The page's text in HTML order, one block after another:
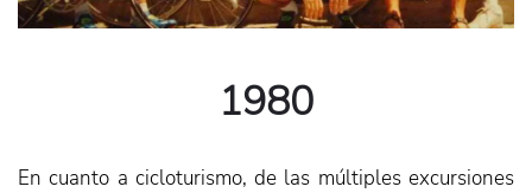
1980
En cuanto a cicloturismo, de las múltiples excursiones